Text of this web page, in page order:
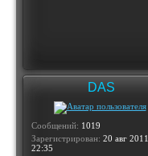
DAS
Сообщений: 1019
Зарегистрирован: 20 авг 2011,
22:35